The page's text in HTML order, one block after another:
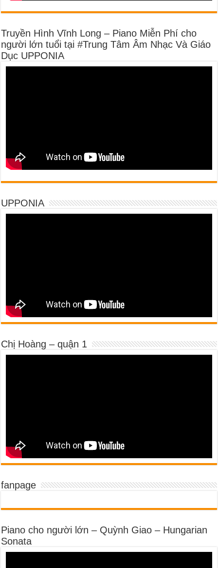
Truyền Hình Vĩnh Long – Piano Miễn Phí cho
người lớn tuổi tại #Trung Tâm Âm Nhạc Và Giáo
Dục UPPONIA
UPPONIA
Chị Hoàng – quận 1
fanpage
Piano cho người lớn – Quỳnh Giao – Hungarian
Sonata